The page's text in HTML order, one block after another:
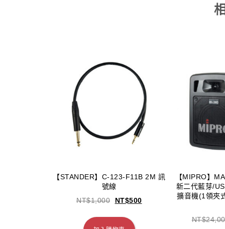
【STANDER】C-123-F11B 2M 訊
號線
NT$1,000 NT$500
【MIPRO】
新二代藍芽/
擴音機(1領夾
NT$